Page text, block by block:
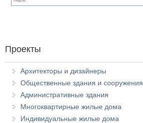
Проекты
Архитекторы и дизайнеры
Общественные здания и сооружения
Административные здания
Многоквартирные жилые дома
Индивидуальные жилые дома